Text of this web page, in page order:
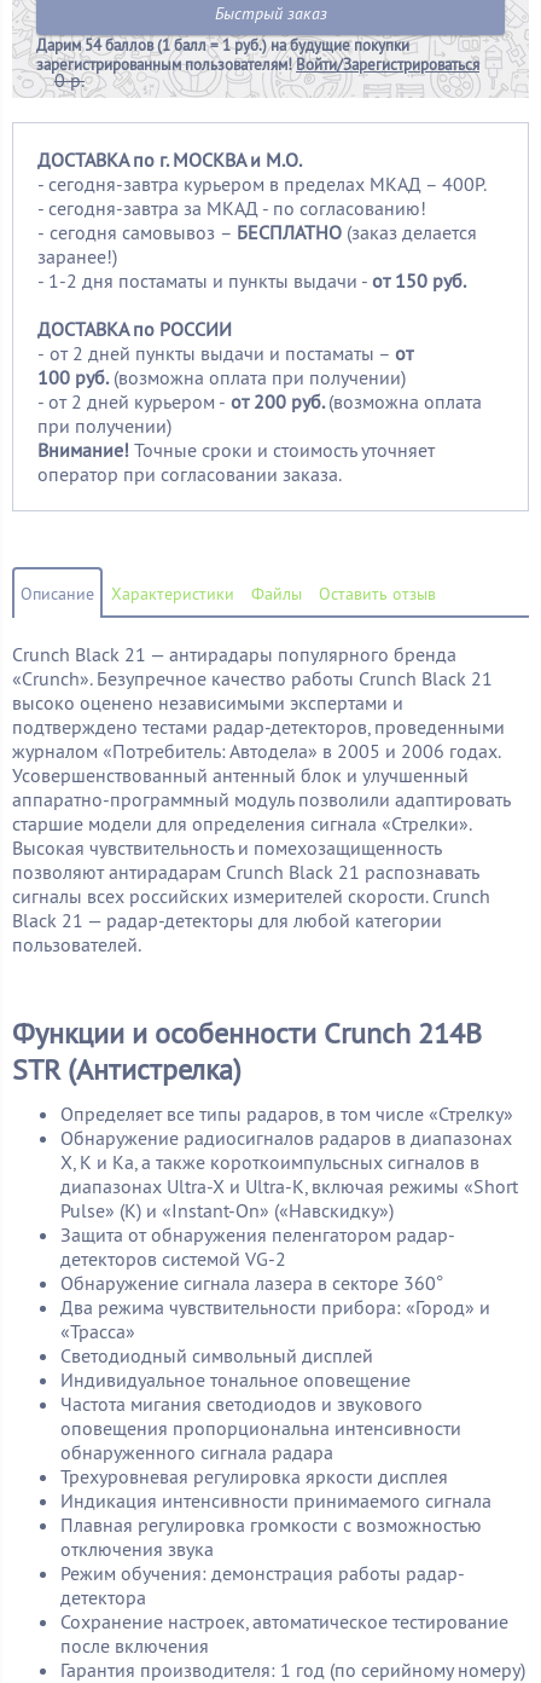
0 р.
Быстрый заказ
Дарим54 баллов (1 балл = 1 руб.)на будущие покупки
зарегистрированным пользователям!Войти/Зарегистрироваться
ДОСТАВКА по г. МОСКВА и М.О.
- сегодня-завтра курьером в пределах МКАД – 400Р.
- сегодня-завтра за МКАД - по согласованию!
- сегодня самовывоз – БЕСПЛАТНО (заказ делается
заранее!)
- 1-2 дня постаматы и пункты выдачи - от 150 руб.
ДОСТАВКА по РОССИИ
- от 2 дней пункты выдачи и постаматы – от
100 руб. (возможна оплата при получении)
- от 2 дней курьером - от 200 руб.(возможна оплата
при получении)
Внимание! Точные сроки и стоимость уточняет
оператор при согласовании заказа.
Описание Характеристики Файлы Оставить отзыв
Crunch Black 21 — антирадары популярного бренда
«Crunch». Безупречное качество работы Crunch Black 21
высоко оценено независимыми экспертами и
подтверждено тестами радар-детекторов, проведенными
журналом «Потребитель: Автодела» в 2005 и 2006 годах.
Усовершенствованный антенный блок и улучшенный
аппаратно-программный модуль позволили адаптировать
старшие модели для определения сигнала «Стрелки».
Высокая чувствительность и помехозащищенность
позволяют антирадарам Crunch Black 21 распознавать
сигналы всех российских измерителей скорости. Crunch
Black 21 — радар-детекторы для любой категории
пользователей.
Функции и особенности Crunch 214B
STR (Антистрелка)
Определяет все типы радаров, в том числе «Стрелку»
Обнаружение радиосигналов радаров в диапазонах
X, K и Ka, а также короткоимпульсных сигналов в
диапазонах Ultra-X и Ultra-K, включая режимы «Short
Pulse» (K) и «Instant-On» («Навскидку»)
Защита от обнаружения пеленгатором радар-
детекторов системой VG-2
Обнаружение сигнала лазера в секторе 360°
Два режима чувствительности прибора: «Город» и
«Трасса»
Светодиодный символьный дисплей
Индивидуальное тональное оповещение
Частота мигания светодиодов и звукового
оповещения пропорциональна интенсивности
обнаруженного сигнала радара
Трехуровневая регулировка яркости дисплея
Индикация интенсивности принимаемого сигнала
Плавная регулировка громкости с возможностью
отключения звука
Режим обучения: демонстрация работы радар-
детектора
Сохранение настроек, автоматическое тестирование
после включения
Гарантия производителя: 1 год (по серийному номеру)